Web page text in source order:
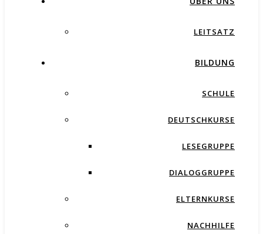
LEITSATZ
BILDUNG
SCHULE
DEUTSCHKURSE
LESEGRUPPE
DIALOGGRUPPE
ELTERNKURSE
NACHHILFE